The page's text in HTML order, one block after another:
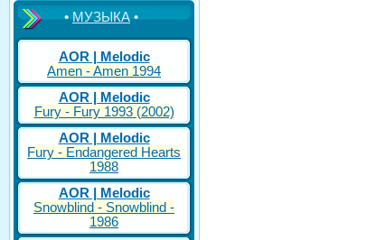
•МУЗЫКА•
AOR | Melodic
Amen - Amen 1994
AOR | Melodic
Fury - Fury 1993 (2002)
AOR | Melodic
Fury - Endangered Hearts
1988
AOR | Melodic
Snowblind - Snowblind -
1986